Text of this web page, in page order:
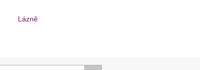
Lázně